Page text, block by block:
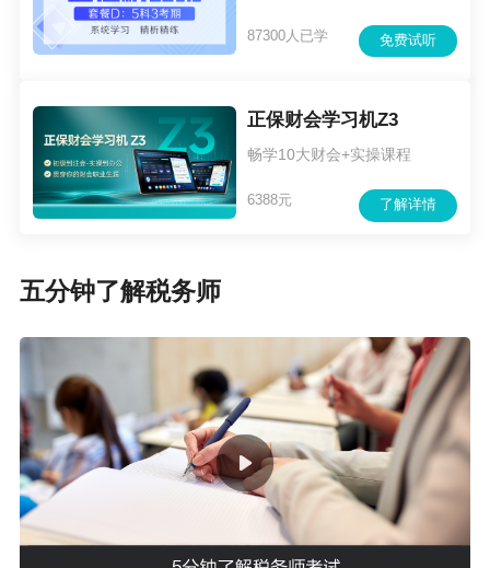
免费试听
87300人已学
正保财会学习机Z3
畅学10大财会+实操课程
了解详情
6388元
五分钟了解税务师